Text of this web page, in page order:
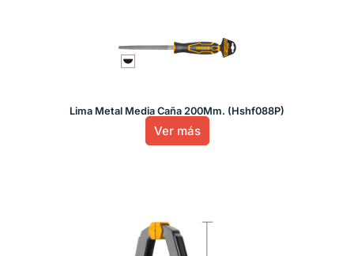
Lima Metal Media Caña 200Mm. (Hshf088P)
Ver más